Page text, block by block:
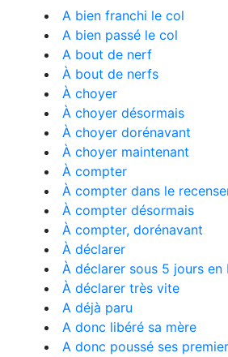
A bien franchi le col
A bien passé le col
A bout de nerf
À bout de nerfs
À choyer
À choyer désormais
À choyer dorénavant
À choyer maintenant
À compter
À compter dans le
À compter désormais
À compter, dorénavant
À déclarer
À déclarer sous 5 jours en
À déclarer très vite
A déjà paru
A donc libéré sa mère
A donc poussé ses